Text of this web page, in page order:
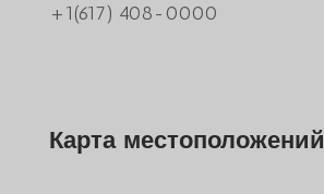
+1(617) 408-0000
Карта местоположений